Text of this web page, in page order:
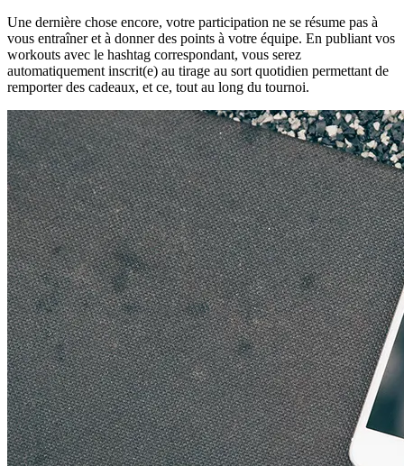
Une dernière chose encore, votre participation ne se résume pas à
vous entraîner et à donner des points à votre équipe. En publiant vos
workouts avec le hashtag correspondant, vous serez
automatiquement inscrit(e) au tirage au sort quotidien permettant de
remporter des cadeaux, et ce, tout au long du tournoi.